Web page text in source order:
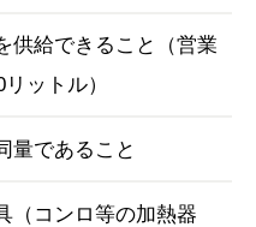
供給できること（営業
ットル）
量であること
（コンロ等の加熱器